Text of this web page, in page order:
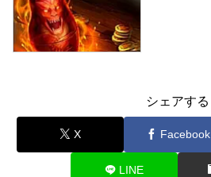
シェアする
X Facebook
LINE